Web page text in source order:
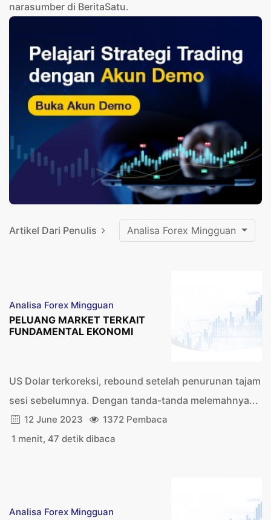
narasumber di BeritaSatu.
Artikel Dari Penulis Analisa Forex Mingguan
Analisa Forex Mingguan
PELUANG MARKET TERKAIT
FUNDAMENTAL EKONOMI
US Dolar terkoreksi, rebound setelah penurunan tajam
sesi sebelumnya. Dengan tanda-tanda melemahnya...
12 June 2023
1372 Pembaca
1 menit, 47 detik dibaca
Analisa Forex Mingguan